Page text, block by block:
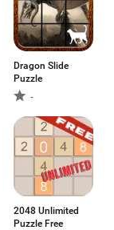
Dragon Slide
Puzzle
-
2048 Unlimited
Puzzle Free